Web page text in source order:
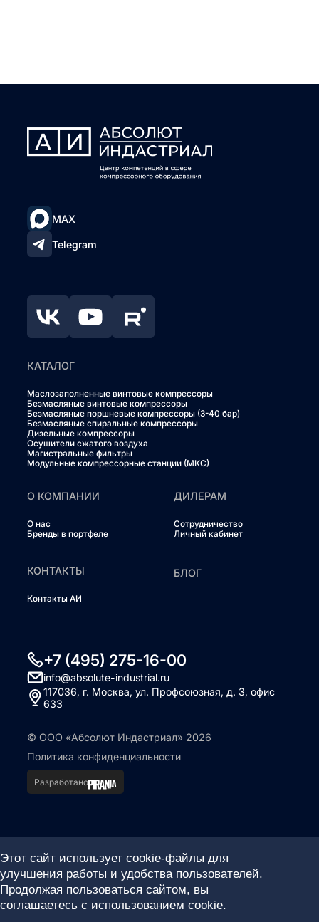
MAX
Telegram
КАТАЛОГ
Маслозаполненные винтовые компрессоры
Безмасляные винтовые компрессоры
Безмасляные поршневые компрессоры (3-40 бар)
Безмасляные спиральные компрессоры
Дизельные компрессоры
Осушители сжатого воздуха
Магистральные фильтры
Модульные компрессорные станции (МКС)
О КОМПАНИИ
О нас
Бренды в портфеле
ДИЛЕРАМ
Сотрудничество
Личный кабинет
КОНТАКТЫ
Контакты АИ
БЛОГ
+7 (495) 275-16-00
info@absolute-industrial.ru
117036, г. Москва, ул. Профсоюзная, д. 3, офис
633
© ООО «Абсолют Индастриал» 2026
Политика конфиденциальности
Разработано
Этот сайт использует cookie-файлы для
улучшения работы и удобства пользователей.
Продолжая пользоваться сайтом, вы
соглашаетесь с использованием cookie.